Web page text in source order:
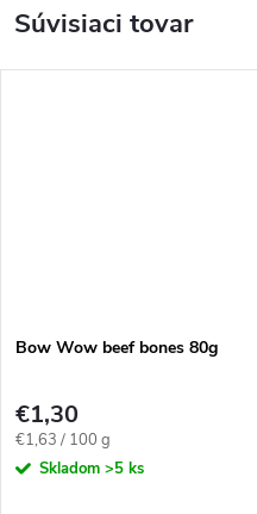
Súvisiaci tovar
Bow Wow beef bones 80g
€1,30
Jednotková
cena:
€1,63 / 100 g
Skladom >5 ks